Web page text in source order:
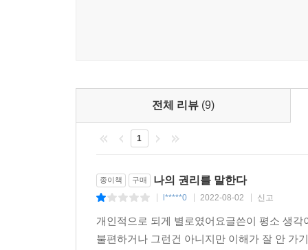
전체 리뷰 (9)
1
종이책 구매 나의 권리를 말한다
l*****0 2022-08-02 신고
개인적으로 되게 별로였어요글쓴이 평소 생
불편하거나 그런건 아니지만 이해가 잘 안 가